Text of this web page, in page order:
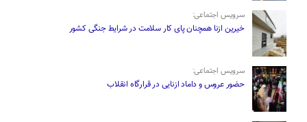
سرویس اجتماعی:
خیرین ازنا همچنان پای کار سلامت در شرایط جنگی کشور
سرویس اجتماعی:
حضور عروس و داماد ازنایی در قرارگاه انقلاب